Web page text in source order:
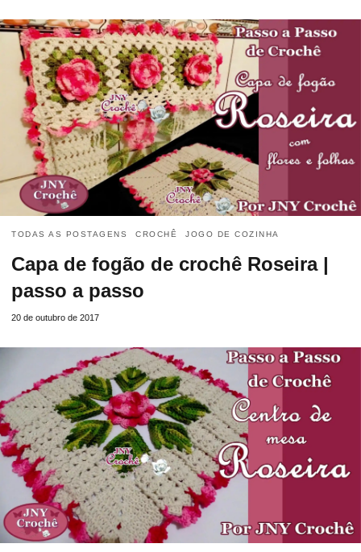
TODAS AS POSTAGENS CROCHÊ JOGO DE COZINHA
Capa de fogão de crochê Roseira |
passo a passo
20 de outubro de 2017